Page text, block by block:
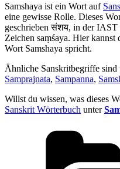
Samshaya ist ein Wort auf
eine gewisse Rolle. Dieses
geschrieben संशय, in der IAST
Zeichen saṃśaya. Hier
Wort Samshaya spricht.
Ähnliche Sanskritbegriffe sind
Samprajnata, Sampanna,
Willst du wissen, was dieses
Sanskrit Wörterbuch unter